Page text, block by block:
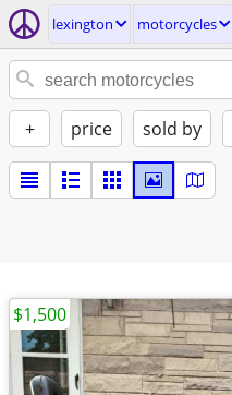
lexington motorcycles
+ price sold by
$1,500